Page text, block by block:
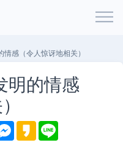
感（令人惊讶地相关）
明的情感
M
e
K
a